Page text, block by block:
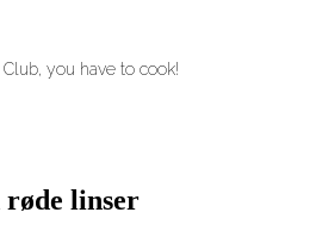
you have to cook!
røde linser